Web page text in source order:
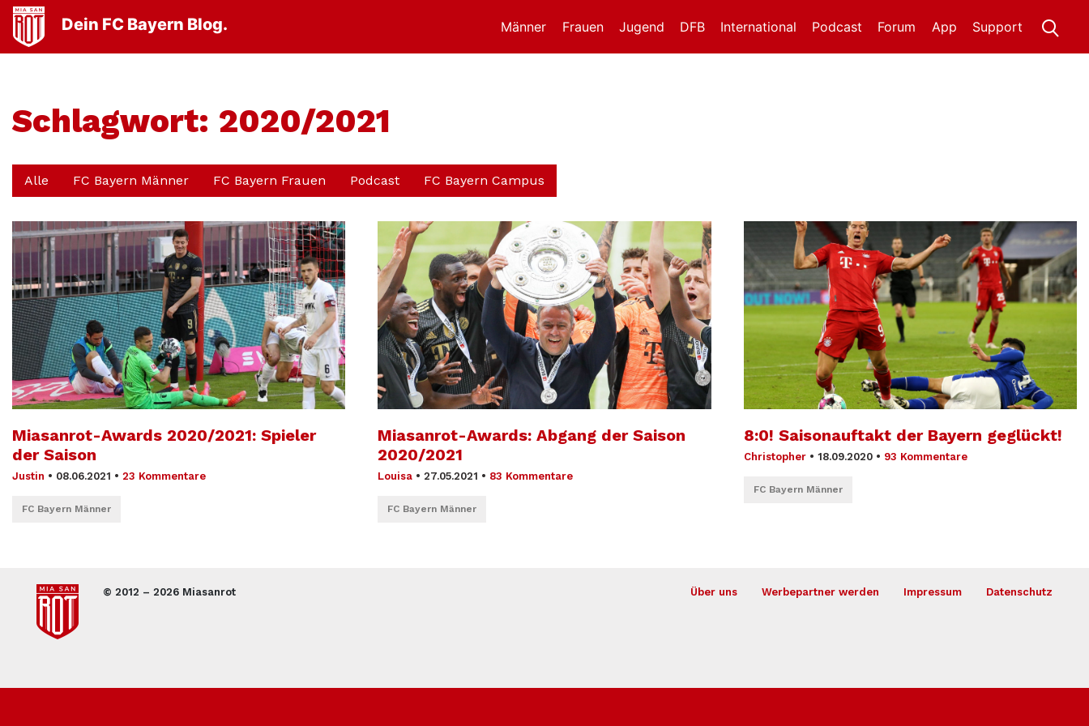
Dein FC Bayern Blog. Männer Frauen Jugend DFB International Support
App
Forum
Podcast
Schlagwort: 2020/2021
Alle FC Bayern Männer FC Bayern Frauen Podcast FC Bayern Campus
Miasanrot-Awards 2020/2021: Spieler
der Saison
Justin • 08.06.2021 • 23 Kommentare
FC Bayern Männer
Miasanrot-Awards: Abgang der Saison
2020/2021
Louisa • 27.05.2021 • 83 Kommentare
FC Bayern Männer
8:0! Saisonauftakt der Bayern geglückt!
Christopher • 18.09.2020 • 93 Kommentare
FC Bayern Männer
© 2012 – 2026 Miasanrot Über uns Werbepartner werden Impressum Datenschutz